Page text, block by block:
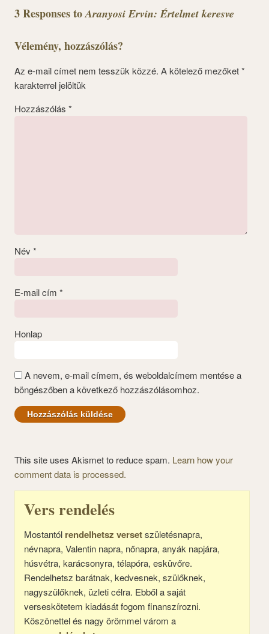
3 Responses toAranyosi Ervin: Értelmet keresve
Vélemény, hozzászólás?
Az e-mail címet nem tesszük közzé. A kötelező mezőket*
karakterrel jelöltük
Hozzászólás *
Név *
E-mail cím *
Honlap
A nevem, e-mail címem, és weboldalcímem mentése a
böngészőben a következő hozzászólásomhoz.
This site uses Akismet to reduce spam. Learn how your
comment data is processed.
Vers rendelés
Mostantól rendelhetsz versetszületésnapra,
névnapra, Valentin napra, nőnapra, anyák napjára,
húsvétra, karácsonyra, télapóra, esküvőre.
Rendelhetsz barátnak, kedvesnek, szülőknek,
nagyszülőknek, üzleti célra. Ebből a saját
verseskötetem kiadását fogom finanszírozni.
Köszönettel és nagy örömmel várom a